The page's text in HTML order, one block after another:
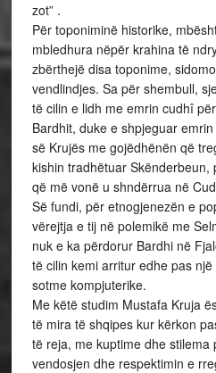
zot” .
Për toponiminë historike,
mbledhura nëpër krahina të
zbërthejë disa toponime,
vendlindjes. Sa për shembull,
të cilin e lidh me emrin cudhî
Bardhit, duke e shpjeguar
së Krujës me gojëdhënën që
kishin tradhëtuar Skënderbeun,
që më vonë u shndërrua në
Së fundi, për etnogjenezën e
vërejtja e tij në polemikë me
nuk e ka përdorur Bardhi në
të cilin kemi arritur edhe pas
sotme kompjuterike.
Me këtë studim Mustafa Kruja
të mira të shqipes kur kërkon
të reja, me kuptime dhe stilema
vendosjen dhe respektimin e